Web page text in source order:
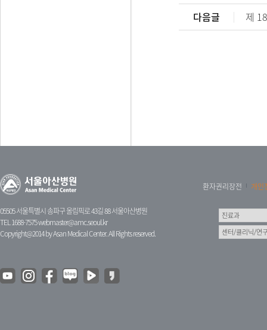
다음글
제
05505 서울특별시 송파구 올림픽로 43길 88 서울아산병원
TEL 1688-7575webmaster@amc.seoul.kr
Copyright@2014 by Asan Medical Center. All Rights reserved.
환자권리장전 개인